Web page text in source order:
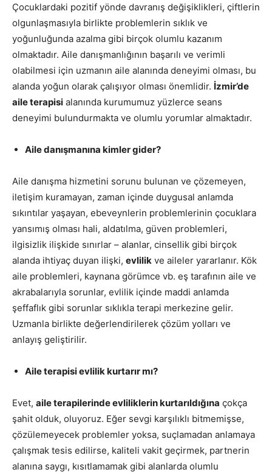
Çocuklardaki pozitif yönde davranış değişiklikleri, çiftlerin
olgunlaşmasıyla birlikte problemlerin sıklık ve
yoğunluğunda azalma gibi birçok olumlu kazanım
olmaktadır. Aile danışmanlığının başarılı ve verimli
olabilmesi için uzmanın aile alanında deneyimi olması, bu
alanda yoğun olarak çalışıyor olması önemlidir. İzmir’de
aile terapisi alanında kurumumuz yüzlerce seans
deneyimi bulundurmakta ve olumlu yorumlar almaktadır.
Aile danışmanına kimler gider?
Aile danışma hizmetini sorunu bulunan ve çözemeyen,
iletişim kuramayan, zaman içinde duygusal anlamda
sıkıntılar yaşayan, ebeveynlerin problemlerinin çocuklara
yansımış olması hali, aldatılma, güven problemleri,
ilgisizlik ilişkide sınırlar – alanlar, cinsellik gibi birçok
alanda ihtiyaç duyan ilişki, evlilik ve aileler yararlanır. Kök
aile problemleri, kaynana görümce vb. eş tarafının aile ve
akrabalarıyla sorunlar, evlilik içinde maddi anlamda
şeffaflık gibi sorunlar sıklıkla terapi merkezine gelir.
Uzmanla birlikte değerlendirilerek çözüm yolları ve
anlayış geliştirilir.
Aile terapisi evlilik kurtarır mı?
Evet, aile terapilerinde evliliklerin kurtarıldığına çokça
şahit olduk, oluyoruz. Eğer sevgi karşılıklı bitmemişse,
çözülemeyecek problemler yoksa, suçlamadan anlamaya
çalışmak tesis edilirse, kaliteli vakit geçirmek, partnerin
alanına saygı, kısıtlamamak gibi alanlarda olumlu